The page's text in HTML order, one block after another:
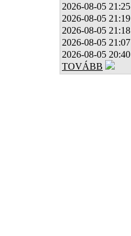
2026-08-05 21:25
2026-08-05 21:19
2026-08-05 21:18
2026-08-05 21:07
2026-08-05 20:40
TOVÁBB